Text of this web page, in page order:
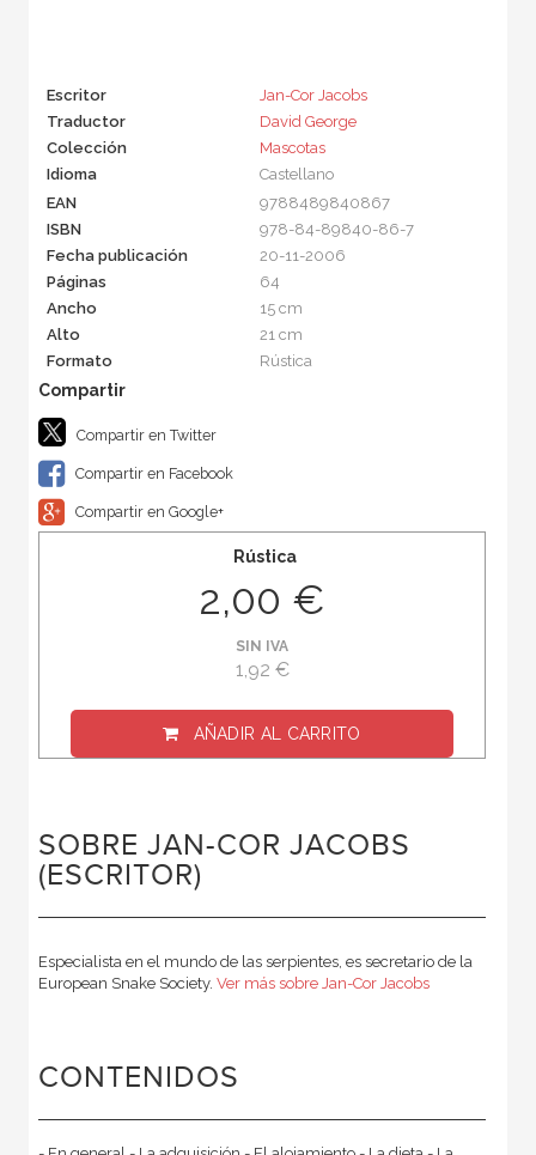
Escritor
Jan-Cor Jacobs
Traductor
David George
Colección
Mascotas
Idioma
Castellano
EAN
9788489840867
ISBN
978-84-89840-86-7
Fecha publicación
20-11-2006
Páginas
64
Ancho
15 cm
Alto
21 cm
Formato
Rústica
Compartir en Twitter
Compartir en Facebook
Compartir en Google+
Rústica
2,00 €
SIN IVA
1,92 €
AÑADIR AL CARRITO
SOBRE JAN-COR JACOBS
(ESCRITOR)
Especialista en el mundo de las serpientes, es secretario de la
European Snake Society. Ver más sobre Jan-Cor Jacobs
CONTENIDOS